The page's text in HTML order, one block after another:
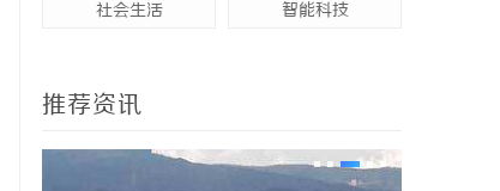
社会生活 智能科技
推荐资讯